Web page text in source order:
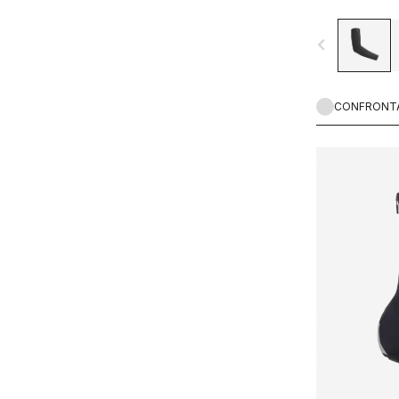
navigate_before